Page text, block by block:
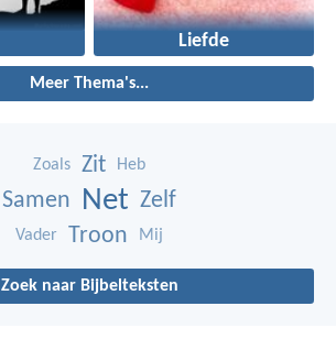
Liefde
Meer Thema's...
Zoals Zit Heb
Samen Net Zelf
Vader Troon Mij
Zoek naar Bijbelteksten